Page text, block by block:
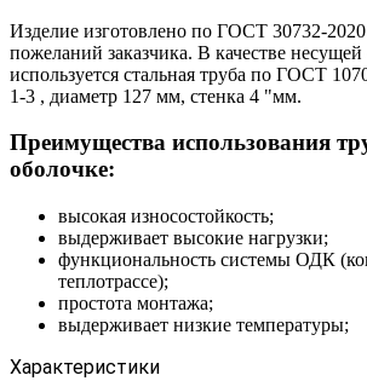
Изделие изготовлено по ГОСТ 30732-
пожеланий заказчика. В качестве
используется стальная труба по ГОСТ
1-3 , диаметр 127 мм, стенка 4 "мм.
Преимущества использования
оболочке:
высокая износостойкость;
выдерживает высокие нагрузки;
функциональность системы ОДК
теплотрассе);
простота монтажа;
выдерживает низкие температуры;
Характеристики